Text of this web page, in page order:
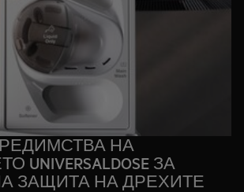
НА
ЗА
ЗАЩИТА НА ДРЕХИТЕ